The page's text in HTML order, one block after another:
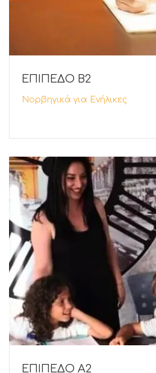
ΕΠΙΠΕΔΟ Β2
Νορβηγικά για Ενήλικες
ΕΠΙΠΕΔΟ Α2